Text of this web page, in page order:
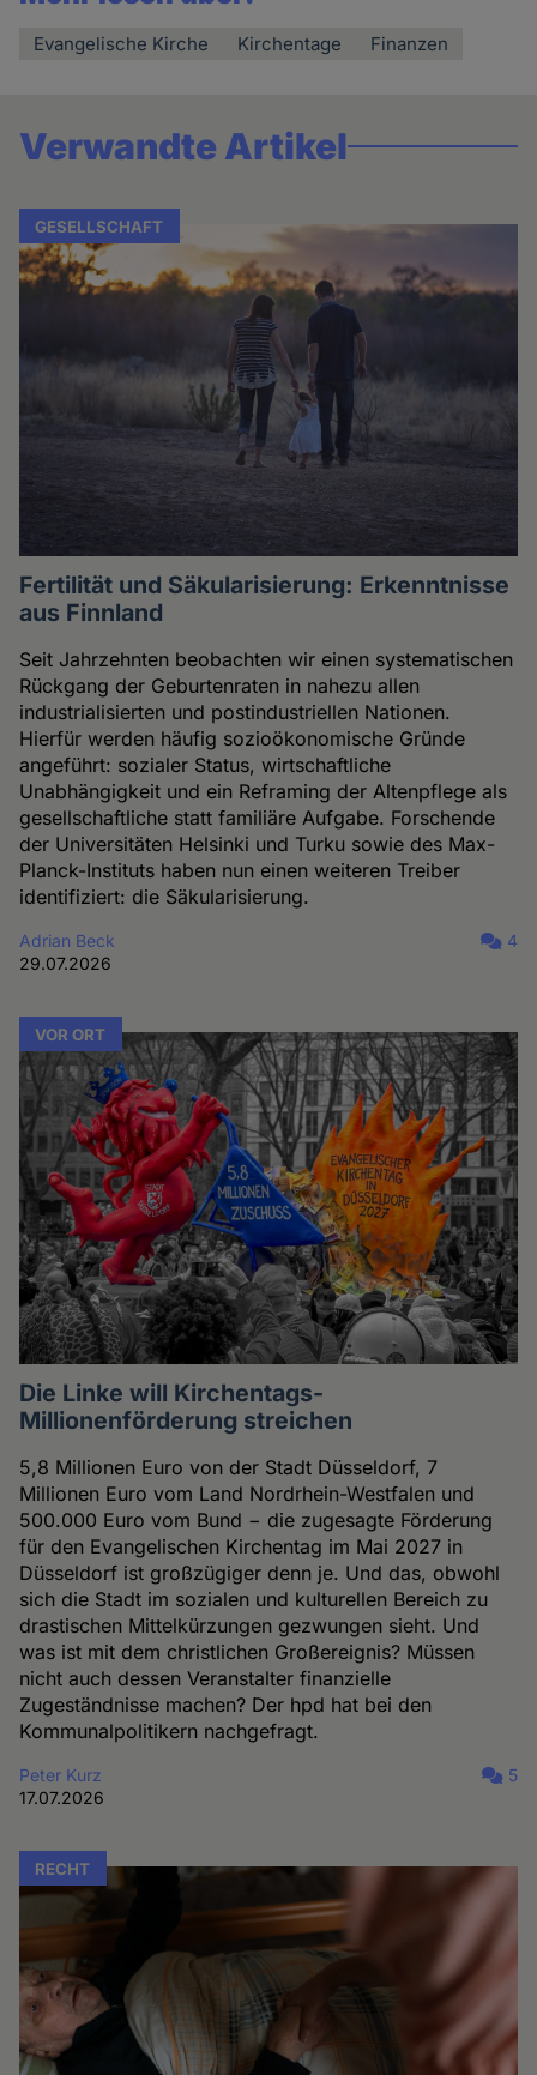
Evangelische Kirche Kirchentage Finanzen
Verwandte Artikel
GESELLSCHAFT
Fertilität und Säkularisierung: Erkenntnisse
aus Finnland
Seit Jahrzehnten beobachten wir einen systematischen
Rückgang der Geburtenraten in nahezu allen
industrialisierten und postindustriellen Nationen.
Hierfür werden häufig sozioökonomische Gründe
angeführt: sozialer Status, wirtschaftliche
Unabhängigkeit und ein Reframing der Altenpflege als
gesellschaftliche statt familiäre Aufgabe. Forschende
der Universitäten Helsinki und Turku sowie des Max-
Planck-Instituts haben nun einen weiteren Treiber
identifiziert: die Säkularisierung.
Adrian Beck
29.07.2026
4
VOR ORT
Die Linke will Kirchentags-
Millionenförderung streichen
5,8 Millionen Euro von der Stadt Düsseldorf, 7
Millionen Euro vom Land Nordrhein-Westfalen und
500.000 Euro vom Bund − die zugesagte Förderung
für den Evangelischen Kirchentag im Mai 2027 in
Düsseldorf ist großzügiger denn je. Und das, obwohl
sich die Stadt im sozialen und kulturellen Bereich zu
drastischen Mittelkürzungen gezwungen sieht. Und
was ist mit dem christlichen Großereignis? Müssen
nicht auch dessen Veranstalter finanzielle
Zugeständnisse machen? Der hpd hat bei den
Kommunalpolitikern nachgefragt.
Peter Kurz
17.07.2026
5
RECHT